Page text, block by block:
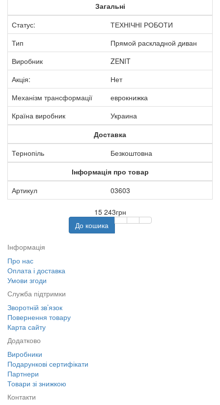
Загальні
Статус:
ТЕХНІЧНІ РОБОТИ
Тип
Прямой раскладной диван
Виробник
ZENIT
Акція:
Нет
Механізм трансформації
еврокнижка
Країна виробник
Украина
Доставка
Тернопіль
Безкоштовна
Інформація про товар
Артикул
03603
15 243грн
До кошика
Інформація
Про нас
Оплата і доставка
Умови згоди
Служба підтримки
Зворотній зв’язок
Повернення товару
Карта сайту
Додатково
Виробники
Подарункові сертифікати
Партнери
Товари зі знижкою
Контакти